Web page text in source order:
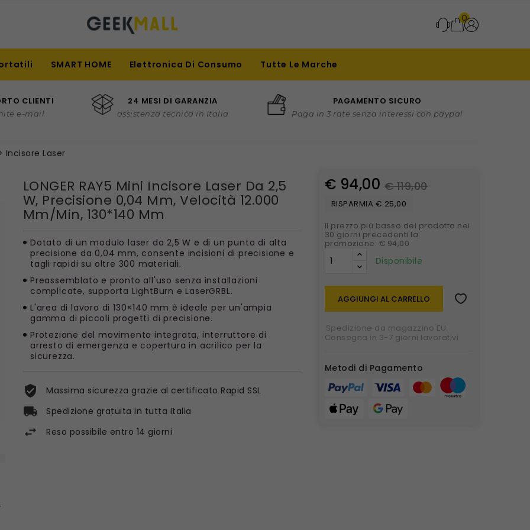
0
SMART HOME Elettronica Di Consumo Tutte Le Marche
CLIENTI
e-mail
24 MESI DI GARANZIA
assistenza tecnica in Italia
PAGAMENTO SICURO
Paga in 3 rate senza interessi con paypal
Incisore Laser
LONGER RAY5 Mini Incisore Laser Da 2,5
W, Precisione 0,04 Mm, Velocità 12.000
Mm/min, 130*140 Mm
Dotato di un modulo laser da 2,5 W e di un punto di alta
precisione da 0,04 mm, consente incisioni di precisione e
tagli rapidi su oltre 300 materiali.
Preassemblato e pronto all'uso senza installazioni
complicate, supporta LightBurn e LaserGRBL.
L'area di lavoro di 130×140 mm è ideale per un'ampia
gamma di piccoli progetti di precisione.
Protezione del movimento integrata, interruttore di
arresto di emergenza e copertura in acrilico per la
sicurezza.
Massima sicurezza grazie al certificato Rapid SSL
Spedizione gratuita in tutta Italia
Reso possibile entro 14 giorni
€ 94,00 € 119,00
RISPARMIA € 25,00
Il prezzo più basso del prodotto nei
30 giorni precedenti la
promozione: € 94,00
Disponibile
AGGIUNGI AL CARRELLO
Spedizione da magazzino EU.
Consegna in 3-7 giorni lavorativi
Metodi di Pagamento